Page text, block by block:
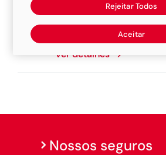
Tupaseg Corretora De
Av. Lambari, 868,
Ver detalhes
Nossos seguros
Rejeitar Todos
Aceitar